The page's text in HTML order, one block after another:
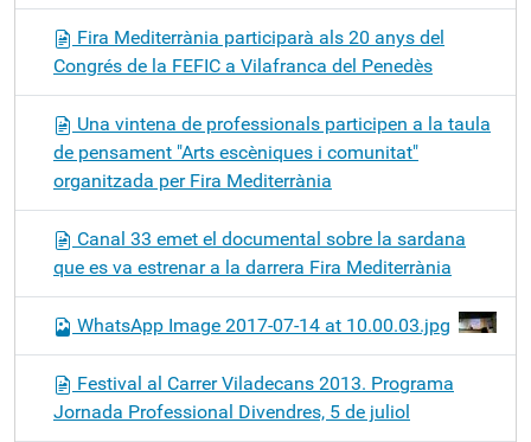
Fira Mediterrània participarà als 20 anys del
Congrés de la FEFIC a Vilafranca del Penedès
Una vintena de professionals participen a la taula
de pensament "Arts escèniques i comunitat"
organitzada per Fira Mediterrània
Canal 33 emet el documental sobre la sardana
que es va estrenar a la darrera Fira Mediterrània
WhatsApp Image 2017-07-14 at 10.00.03.jpg
Festival al Carrer Viladecans 2013. Programa
Jornada Professional Divendres, 5 de juliol